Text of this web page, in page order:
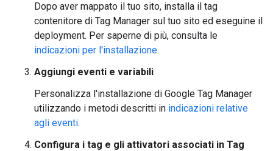
Dopo aver mappato il tuo sito, installa il tag
contenitore di Tag Manager sul tuo sito ed eseguine il
deployment. Per saperne di più, consulta le
indicazioni per l'installazione.
Aggiungi eventi e variabili
Personalizza l'installazione di Google Tag Manager
utilizzando i metodi descritti in indicazioni relative
agli eventi.
Configura i tag e gli attivatori associati in Tag